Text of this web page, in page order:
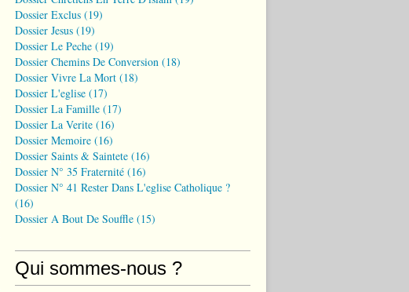
Dossier Exclus (19)
Dossier Jesus (19)
Dossier Le Peche (19)
Dossier Chemins De Conversion (18)
Dossier Vivre La Mort (18)
Dossier L'eglise (17)
Dossier La Famille (17)
Dossier La Verite (16)
Dossier Memoire (16)
Dossier Saints & Saintete (16)
Dossier N° 35 Fraternité (16)
Dossier N° 41 Rester Dans L'eglise Catholique ?
(16)
Dossier A Bout De Souffle (15)
Qui sommes-nous ?